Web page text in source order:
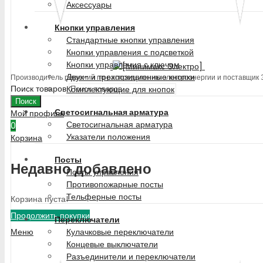
Производитель решений по распределению электроэнергии и поставщик
Поиск товаров
Поиск
Мой профиль
0
Корзина
Недавно добавлено
Корзина пуста!
Продолжить покупки
Меню
Аксессуары
Кнопки управления
Стандартные кнопки управления
Кнопки управления с подсветкой
Кнопки управления с ключом
Двух- и трехпозиционные кнопки
Комплектующие для кнопок
Светосигнальная арматура
Светосигнальная арматура
Указатели положения
Посты
Посты управления
Противопожарные посты
Тельферные посты
Переключатели
Кулачковые переключатели
Концевые выключатели
Разъединители и переключатели